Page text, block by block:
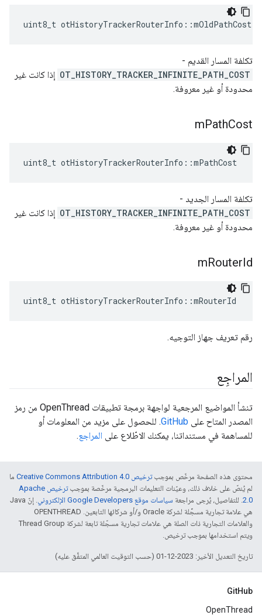
uint8_t otHistoryTrackerRouterInfo ::mOldPathCost
تكلفة المسار القديم -
OT_HISTORY_TRACKER_INFINITE_PATH_COST إذا كانت غير
محدودة أو غير معروفة.
mPathCost
uint8_t otHistoryTrackerRouterInfo ::mPathCost
تكلفة المسار الجديد -
OT_HISTORY_TRACKER_INFINITE_PATH_COST إذا كانت غير
محدودة أو غير معروفة.
mRouterId
uint8_t otHistoryTrackerRouterInfo ::mRouterId
رقم تعريف جهاز التوجيه.
المراجِع
تنشأ المواضيع المرجعية لواجهة برمجة تطبيقات OpenThread من رمز
المصدر المتاح على GitHub. للحصول على مزيد من المعلومات أو
للمساهمة في مستنداتنا، يمكنك الاطّلاع على المراجع.
محتوى هذه الصفحة مرخّص بموجبترخيص Creative Commons Attribution 4.0‏
ما
لم يُنصّ على خلاف ذلك، وعيّنات التعليمات البرمجية مرخّصة بموجب
ترخيص Apache
2.0‏. للتفاصيل، يُرجى مراجعة سياسات موقع Google Developers الإلكتروني
. إنّ Java
هي علامة تجارية مسجَّلة لشركة Oracle و/أو شركائها التابعين. ‫OPENTHREAD
والعلامات التجارية ذات الصلة هي علامات تجارية مسجّلة تابعة لشركة Thread Group
ويتم استخدامها بموجب ترخيص.
تاريخ التعديل الأخير: 2023-12-01 (حسب التوقيت العالمي المتفَّق عليه)
GitHub
OpenThread